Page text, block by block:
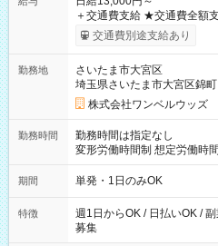
＋交通費支給 ★交通費全額支給！ ┗案件により規定あり ★日払
いOK！（規定あり） ┗働い
ンビニATMから 日払い分を引き落と
交通費別途支給あり
勤務地
さいたま市大宮区
埼玉県さいたま市大宮区錦町
株式会社ワンベルウッズ
勤務時間
勤務時間は指定なし
変形労働時間制 想定労働時間160時間/月 【
～21：00
期間 単発・1日のみOK
特徴
週1日からOK / 日払いOK /
募集